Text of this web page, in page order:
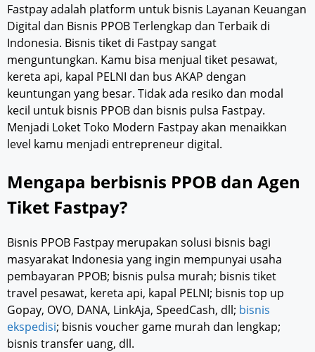
Fastpay adalah platform untuk bisnis Layanan Keuangan
Digital dan Bisnis PPOB Terlengkap dan Terbaik di
Indonesia. Bisnis tiket di Fastpay sangat
menguntungkan. Kamu bisa menjual tiket pesawat,
kereta api, kapal PELNI dan bus AKAP dengan
keuntungan yang besar. Tidak ada resiko dan modal
kecil untuk bisnis PPOB dan bisnis pulsa Fastpay.
Menjadi Loket Toko Modern Fastpay akan menaikkan
level kamu menjadi entrepreneur digital.
Mengapa berbisnis PPOB dan Agen
Tiket Fastpay?
Bisnis PPOB Fastpay merupakan solusi bisnis bagi
masyarakat Indonesia yang ingin mempunyai usaha
pembayaran PPOB; bisnis pulsa murah; bisnis tiket
travel pesawat, kereta api, kapal PELNI; bisnis top up
Gopay, OVO, DANA, LinkAja, SpeedCash, dll; bisnis
ekspedisi; bisnis voucher game murah dan lengkap;
bisnis transfer uang, dll.